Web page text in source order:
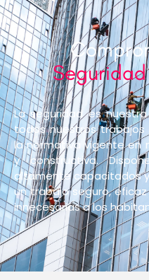
La seguridad es
todos nuestros
la normativa vigente en
y constructiva.
altamente capacitados
un trabajo seguro,
innecesarias a los